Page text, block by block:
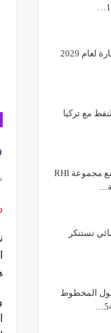
اختيار بكين عاصمة عالمية للعمارة لعام 2029
مع تركيا
وزارة الصناعة المصرية تبحث مع مجموعة RHI
تستنكر
حول المخطوط